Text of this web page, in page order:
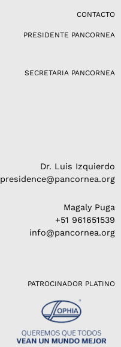
CONTACTO
PRESIDENTE PANCORNEA
SECRETARIA PANCORNEA
Dr. Luis Izquierdo
presidence@pancornea.org
Magaly Puga
+51 961651539
info@pancornea.org
PATROCINADOR PLATINO